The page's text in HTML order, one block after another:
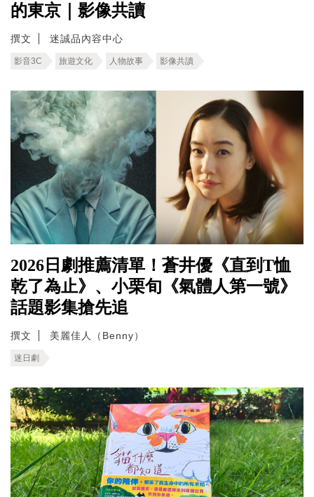
的東京｜影像共讀
撰文 迷誠品內容中心
影音3C 旅遊文化 人物故事 影像共讀
2026日劇推薦清單！蒼井優《直到T恤
乾了為止》、小栗旬《氣體人第一號》
話題影集搶先追
撰文 美麗佳人（Benny）
迷日劇